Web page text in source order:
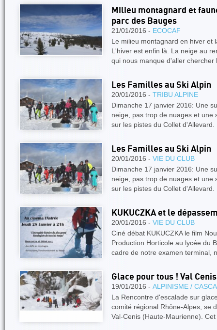
Milieu montagnard et
parc des Bauges
21/01/2016 - ECOCAF
Le milieu montagnard en hiver et
L'hiver est enfin là. La neige au
qui nous manque d'aller
Les Familles au Ski Alpin
20/01/2016 - TRIBU ALPINE
Dimanche 17 janvier 2016: Une
neige, pas trop de nuages et une
sur les pistes du Collet
Les Familles au Ski Alpin
20/01/2016 - VIE DU CLUB
Dimanche 17 janvier 2016: Une
neige, pas trop de nuages et une
sur les pistes du Collet
KUKUCZKA et le
20/01/2016 - VIE DU CLUB
Ciné débat KUKUCZKA le film
Production Horticole au lycée du
cadre de notre examen terminal,
Glace pour tous ! Val
19/01/2016 - ALPINISME /
La Rencontre d'escalade sur
comité régional Rhône-Alpes, se
Val-Cenis (Haute-Maurienne). Cet